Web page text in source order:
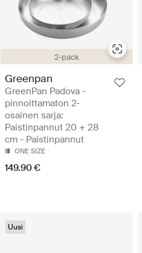
2-pack
Greenpan
GreenPan Padova -
pinnoittamaton 2-
osainen sarja:
Paistinpannut 20 + 28
cm - Paistinpannut
ONE SIZE
149.90 €
Uusi